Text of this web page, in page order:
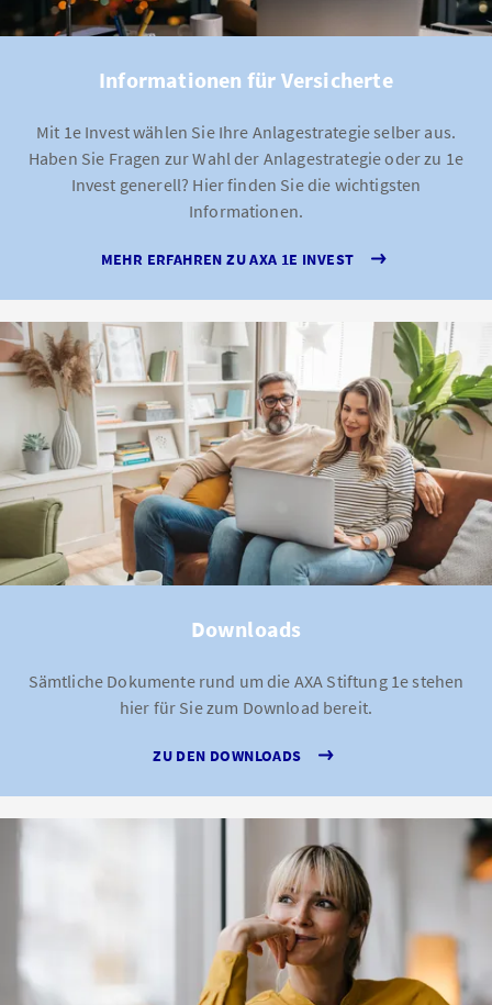
Informationen für Versicherte
Mit 1e Invest wählen Sie Ihre Anlagestrategie selber aus.
Haben Sie Fragen zur Wahl der Anlagestrategie oder zu 1e
Invest generell? Hier finden Sie die wichtigsten
Informationen.
MEHR ERFAHREN ZU AXA 1E INVEST
Downloads
Sämtliche Dokumente rund um die AXA Stiftung 1e stehen
hier für Sie zum Download bereit.
ZU DEN DOWNLOADS